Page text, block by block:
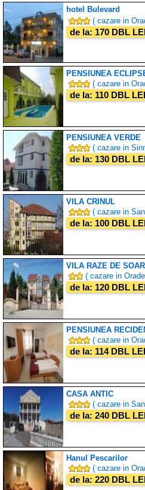
hotel Bulevard
( cazare in
de la: 170 DBL
PENSIUNEA
( cazare in
de la: 110 DBL LEI
PENSIUNEA VERDE
( cazare in
de la: 130 DBL
VILA CRINUL
( cazare in
de la: 100 DBL
VILA RAZE DE
( cazare in
de la: 120 DBL
PENSIUNEA
( cazare in
de la: 114 DBL LEI
CASA ANTIC
( cazare in
de la: 240 DBL
Hanul Pescarilor
( cazare in
de la: 220 DBL